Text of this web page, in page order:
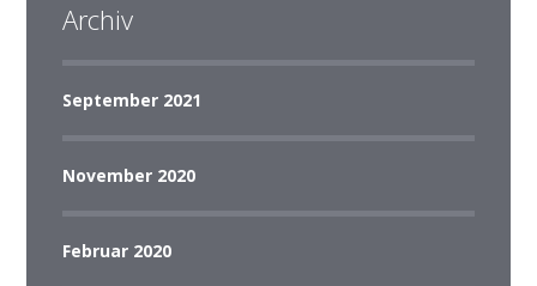
Archiv
September 2021
November 2020
Februar 2020